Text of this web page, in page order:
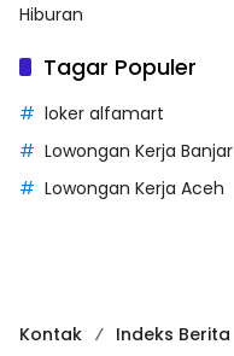
Hiburan
Tagar Populer
loker alfamart
Lowongan Kerja Banjar
Lowongan Kerja Aceh
Kontak Indeks Berita